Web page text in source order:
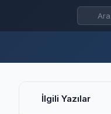
İlgili Yazılar